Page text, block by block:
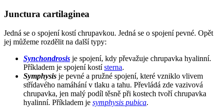
Junctura cartilaginea
Jedná se o spojení kostí chrupavkou. Jedná se o spojení pevné. Opět
jej můžeme rozdělit na další typy:
Synchondrosis je spojení, kdy převažuje chrupavka hyalinní.
Příkladem je spojení kostísterna.
Symphysis je pevné a pružné spojení, které vzniklo vlivem
střídavého namáhání v tlaku a tahu. Převládá zde vazivová
chrupavka, jen malý podíl těsně při kostech tvoří chrupavka
hyalinní. Příkladem je symphysis pubica.